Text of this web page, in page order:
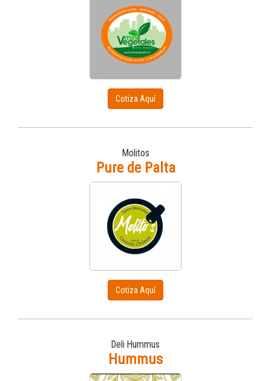
Cotiza Aquí
Molitos
Pure de Palta
Cotiza Aquí
Deli Hummus
Hummus